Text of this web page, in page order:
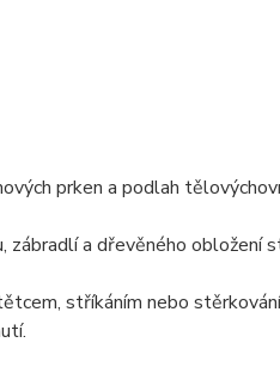
prken a podlah
zábradlí a dřevěného obložení
stříkáním nebo